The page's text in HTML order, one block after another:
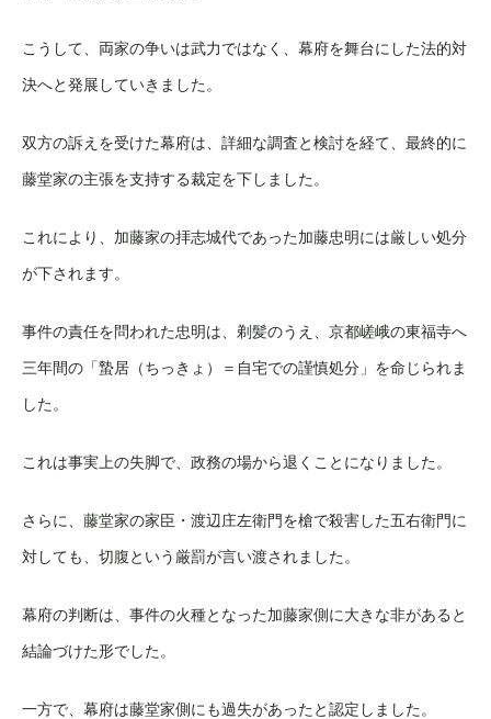
こうして、両家の争いは武力ではなく、幕府を舞台にした法的対
決へと発展していきました。
双方の訴えを受けた幕府は、詳細な調査と検討を経て、最終的に
藤堂家の主張を支持する裁定を下しました。
これにより、加藤家の拝志城代であった加藤忠明には厳しい処分
が下されます。
事件の責任を問われた忠明は、剃髪のうえ、京都嵯峨の東福寺へ
三年間の「蟄居（ちっきょ）＝自宅での謹慎処分」を命じられま
した。
これは事実上の失脚で、政務の場から退くことになりました。
さらに、藤堂家の家臣・渡辺庄左衛門を槍で殺害した五右衛門に
対しても、切腹という厳罰が言い渡されました。
幕府の判断は、事件の火種となった加藤家側に大きな非があると
結論づけた形でした。
一方で、幕府は藤堂家側にも過失があったと認定しました。